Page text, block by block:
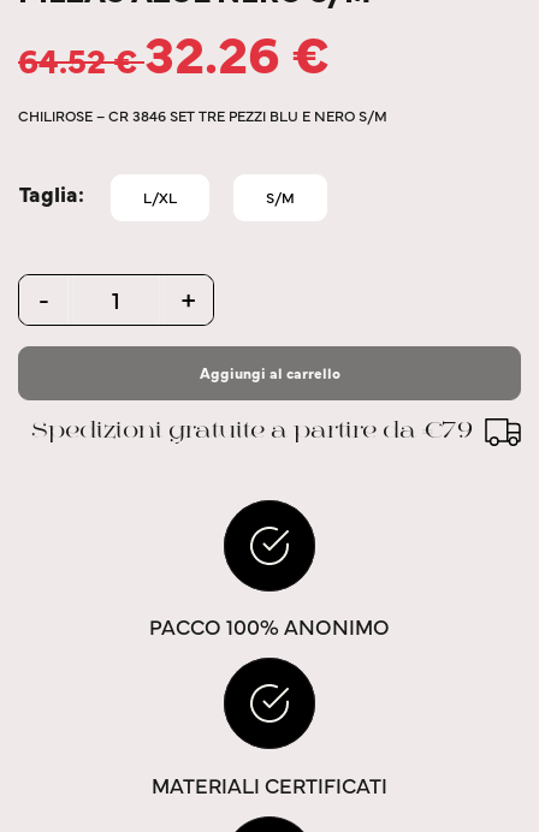
64.52€32.26€
CHILIROSE – CR 3846 SET TRE PEZZI BLU E NERO S/M
Taglia L/XL S/M
Quantity
- +
Aggiungi al carrello
Spedizioni gratuite a partire da €79
PACCO 100% ANONIMO
MATERIALI CERTIFICATI